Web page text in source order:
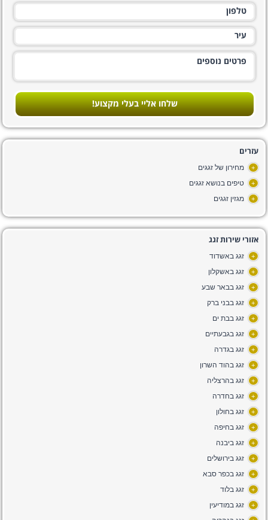
שלחו אליי בעלי מקצוע!
עזרים
+ מחירון של זגגים
+ טיפים בנושא זגגים
+ מגזין זגגים
אזורי שירות זגג
+ זגג באשדוד
+ זגג באשקלון
+ זגג בבאר שבע
+ זגג בבני ברק
+ זגג בבת ים
+ זגג בגבעתיים
+ זגג בגדרה
+ זגג בהוד השרון
+ זגג בהרצליה
+ זגג בחדרה
+ זגג בחולון
+ זגג בחיפה
+ זגג ביבנה
+ זגג בירושלים
+ זגג בכפר סבא
+ זגג בלוד
+ זגג במודיעין